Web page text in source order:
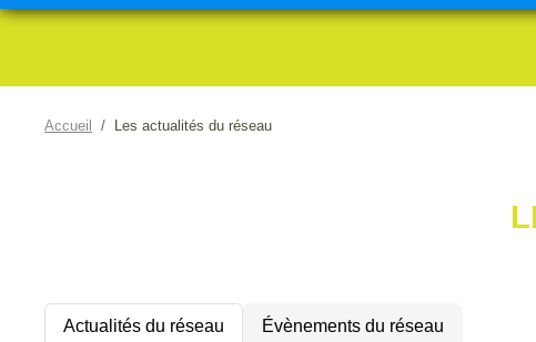
Accueil Les actualités du réseau
Actualités du réseau Évènements du réseau